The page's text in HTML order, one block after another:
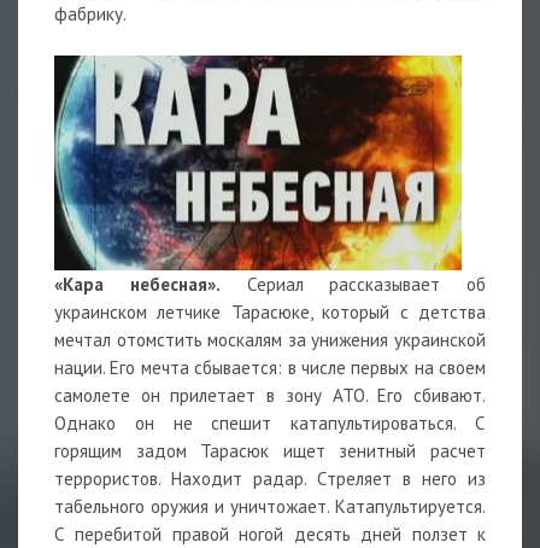
фабрику.
«Кара небесная». Сериал рассказывает об
украинском летчике Тарасюке, который с детства
мечтал отомстить москалям за унижения украинской
нации. Его мечта сбывается: в числе первых на своем
самолете он прилетает в зону АТО. Его сбивают.
Однако он не спешит катапультироваться. С
горящим задом Тарасюк ищет зенитный расчет
террористов. Находит радар. Стреляет в него из
табельного оружия и уничтожает. Катапультируется.
С перебитой правой ногой десять дней ползет к